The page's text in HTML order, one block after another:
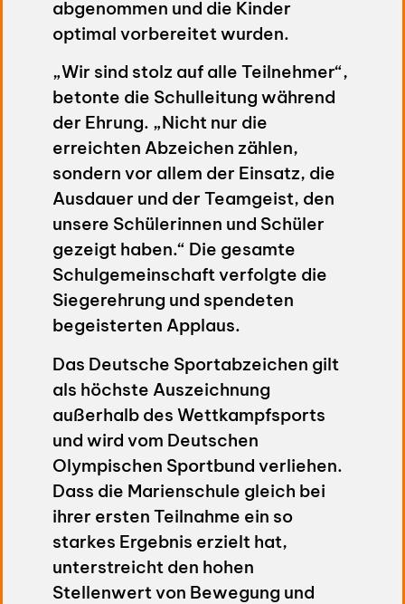
abgenommen und die Kinder
optimal vorbereitet wurden.
„Wir sind stolz auf alle Teilnehmer“,
betonte die Schulleitung während
der Ehrung. „Nicht nur die
erreichten Abzeichen zählen,
sondern vor allem der Einsatz, die
Ausdauer und der Teamgeist, den
unsere Schülerinnen und Schüler
gezeigt haben.“ Die gesamte
Schulgemeinschaft verfolgte die
Siegerehrung und spendeten
begeisterten Applaus.
Das Deutsche Sportabzeichen gilt
als höchste Auszeichnung
außerhalb des Wettkampfsports
und wird vom Deutschen
Olympischen Sportbund verliehen.
Dass die Marienschule gleich bei
ihrer ersten Teilnahme ein so
starkes Ergebnis erzielt hat,
unterstreicht den hohen
Stellenwert von Bewegung und